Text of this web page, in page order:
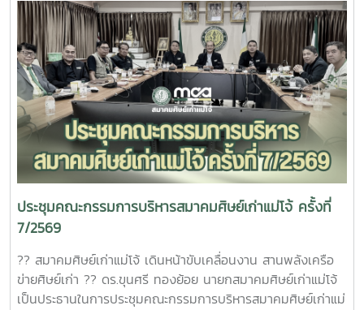
ประชุมคณะกรรมการบริหารสมาคมศิษย์เก่าแม่โจ้ ครั้งที่
7/2569
?? สมาคมศิษย์เก่าแม่โจ้ เดินหน้าขับเคลื่อนงาน สานพลังเครือ
ข่ายศิษย์เก่า ?? ดร.ขุนศรี ทองย้อย นายกสมาคมศิษย์เก่าแม่โจ้
เป็นประธานในการประชุมคณะกรรมการบริหารสมาคมศิษย์เก่าแม่